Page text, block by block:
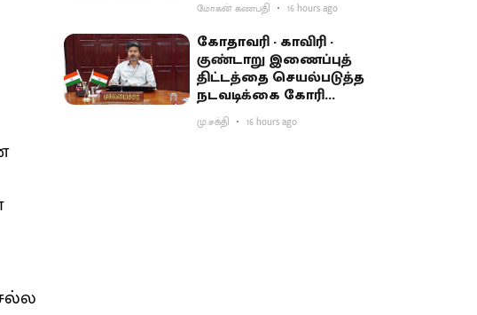
மோகன் கணபதி 16 hours ago
கோதாவரி - காவிரி -
குண்டாறு இணைப்புத்
திட்டத்தை செயல்படுத்த
நடவடிக்கை கோரி
பிரதமருக்கு முதல்வர்
விஜய் கடிதம்
மு.சக்தி 16 hours ago